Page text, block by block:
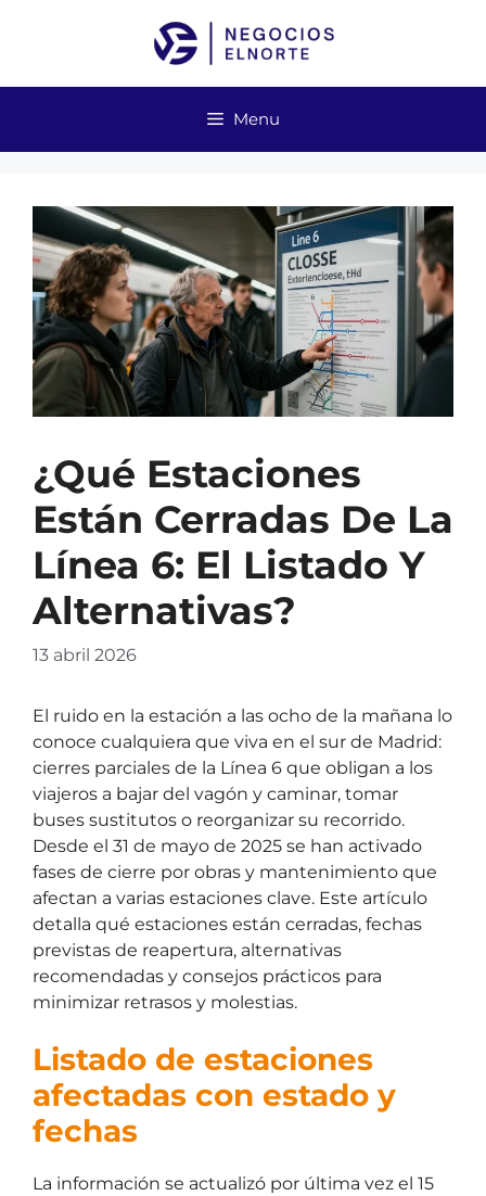
Menu
¿Qué Estaciones
Están Cerradas De La
Línea 6: El Listado Y
Alternativas?
13 abril 2026
El ruido en la estación a las ocho de la mañana lo
conoce cualquiera que viva en el sur de Madrid:
cierres parciales de la Línea 6 que obligan a los
viajeros a bajar del vagón y caminar, tomar
buses sustitutos o reorganizar su recorrido.
Desde el 31 de mayo de 2025 se han activado
fases de cierre por obras y mantenimiento que
afectan a varias estaciones clave. Este artículo
detalla qué estaciones están cerradas, fechas
previstas de reapertura, alternativas
recomendadas y consejos prácticos para
minimizar retrasos y molestias.
Listado de estaciones
afectadas con estado y
fechas
La información se actualizó por última vez el 15